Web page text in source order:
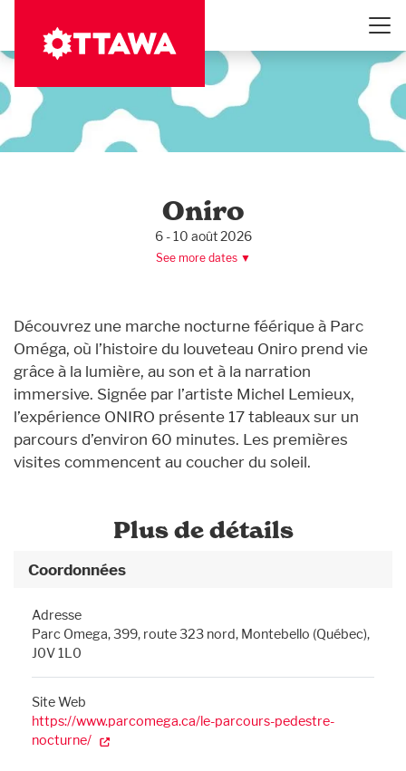
contenu
Oniro
6 - 10 août 2026
See more dates ▼
Découvrez une marche nocturne féérique à Parc
Oméga, où l’histoire du louveteau Oniro prend vie
grâce à la lumière, au son et à la narration
immersive. Signée par l’artiste Michel Lemieux,
l’expérience ONIRO présente 17 tableaux sur un
parcours d’environ 60 minutes. Les premières
visites commencent au coucher du soleil.
Plus de détails
Coordonnées
Adresse
Parc Omega, 399, route 323 nord, Montebello (Québec),
J0V 1L0
Site Web
https://www.parcomega.ca/le-parcours-pedestre-
nocturne/